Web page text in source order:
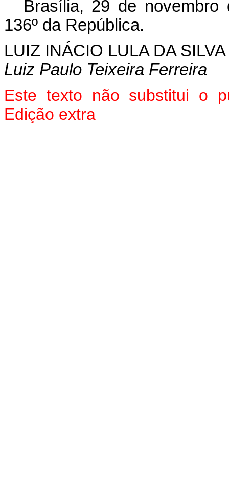
Brasília, 29 de novembro
136º da República.
LUIZ INÁCIO LULA DA SILVA
Luiz Paulo Teixeira Ferreira
Este texto não substitui o
Edição extra